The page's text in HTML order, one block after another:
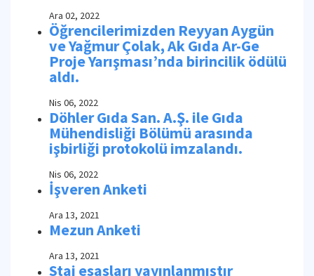
Ara 02, 2022
Öğrencilerimizden Reyyan Aygün
ve Yağmur Çolak, Ak Gıda Ar-Ge
Proje Yarışması’nda birincilik ödülü
aldı.
Nis 06, 2022
Döhler Gıda San. A.Ş. ile Gıda
Mühendisliği Bölümü arasında
işbirliği protokolü imzalandı.
Nis 06, 2022
İşveren Anketi
Ara 13, 2021
Mezun Anketi
Ara 13, 2021
Staj esasları yayınlanmıştır